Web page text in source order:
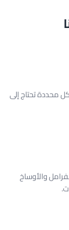
محددة تحتاج إلى
والأوساخ